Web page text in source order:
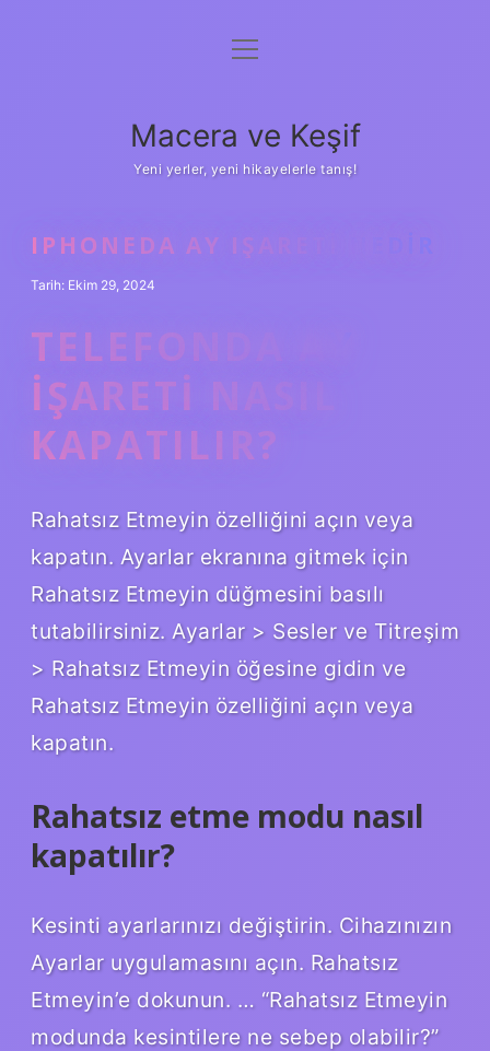
Anasayfa
Yasal Uyarı
menüyü
Macera ve Keşif
Yeni yerler, yeni hikayelerle tanış!
IPHONEDA AY IŞARETI NEDIR
Tarih: Ekim 29, 2024
TELEFONDA AY
IŞARETI NASIL
KAPATILIR?
Rahatsız Etmeyin özelliğini açın veya
kapatın. Ayarlar ekranına gitmek için
Rahatsız Etmeyin düğmesini basılı
tutabilirsiniz. Ayarlar > Sesler ve Titreşim
> Rahatsız Etmeyin öğesine gidin ve
Rahatsız Etmeyin özelliğini açın veya
kapatın.
Rahatsız etme modu nasıl
kapatılır?
Kesinti ayarlarınızı değiştirin. Cihazınızın
Ayarlar uygulamasını açın. Rahatsız
Etmeyin’e dokunun. … “Rahatsız Etmeyin
modunda kesintilere ne sebep olabilir?”